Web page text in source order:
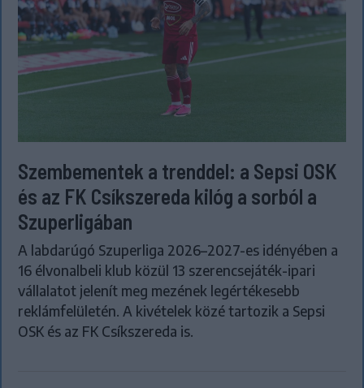
Szembementek a trenddel: a Sepsi OSK
és az FK Csíkszereda kilóg a sorból a
Szuperligában
A labdarúgó Szuperliga 2026–2027-es idényében a
16 élvonalbeli klub közül 13 szerencsejáték-ipari
vállalatot jelenít meg mezének legértékesebb
reklámfelületén. A kivételek közé tartozik a Sepsi
OSK és az FK Csíkszereda is.